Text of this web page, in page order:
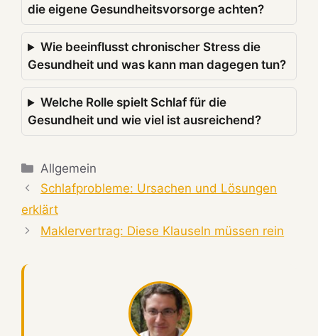
die eigene Gesundheitsvorsorge achten?
Wie beeinflusst chronischer Stress die
Gesundheit und was kann man dagegen tun?
Welche Rolle spielt Schlaf für die
Gesundheit und wie viel ist ausreichend?
Kategorien
Allgemein
Schlafprobleme: Ursachen und Lösungen
erklärt
Maklervertrag: Diese Klauseln müssen rein